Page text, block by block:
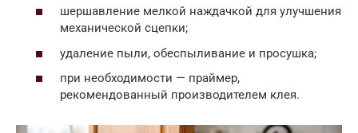
шершавление мелкой наждачкой для улучшения
механической сцепки;
удаление пыли, обеспыливание и просушка;
при необходимости — праймер,
рекомендованный производителем клея.